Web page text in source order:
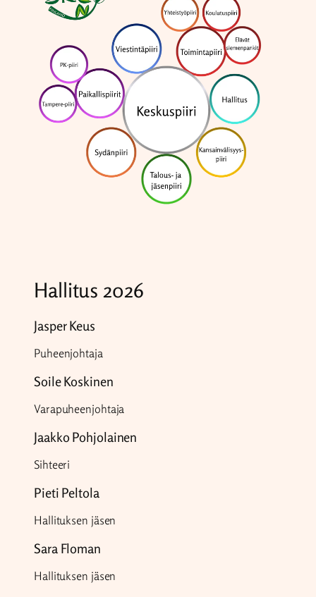
Hallitus 2026
Jasper Keus
Puheenjohtaja
Soile Koskinen
Varapuheenjohtaja
Jaakko Pohjolainen
Sihteeri
Pieti Peltola
Hallituksen jäsen
Sara Floman
Hallituksen jäsen